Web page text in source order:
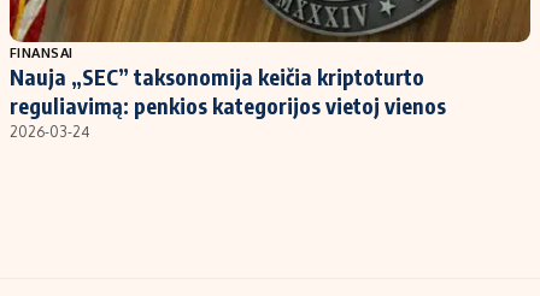
Populiarios temos
Investavimas
Akcijų rinka
Titulinis
Nedarbo išmokos skaičiuoklė
FINANSAI
Nauja „SEC” taksonomija keičia kriptoturto
reguliavimą: penkios kategorijos vietoj vienos
2026-03-24